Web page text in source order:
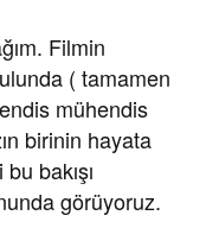
Filmin
( tamamen
mühendis
birinin hayata
bakışı
görüyoruz.